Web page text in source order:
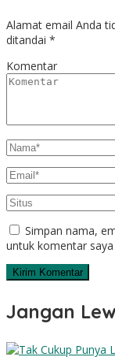
Alamat email Anda
ditandai *
Komentar
Simpan nama,
untuk komentar
Jangan